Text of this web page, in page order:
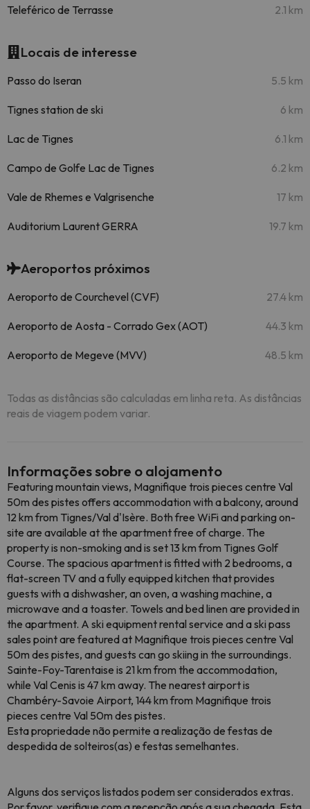
Teleférico de Terrasse 2.1 km
Locais de interesse
Passo do Iseran 5.5 km
Tignes station de ski 6 km
Lac de Tignes 6.1 km
Campo de Golfe Lac de Tignes 6.2 km
Vale de Rhemes e Valgrisenche 17 km
Auditorium Laurent GERRA 19.7 km
Aeroportos próximos
Aeroporto de Courchevel (CVF) 27.4 km
Aeroporto de Aosta - Corrado Gex (AOT) 44.3 km
Aeroporto de Megeve (MVV) 48.5 km
Todas as distâncias são calculadas em linha reta. As distâncias
reais de viagem podem variar.
Informações sobre o alojamento
Featuring mountain views, Magnifique trois pieces centre Val
50m des pistes offers accommodation with a balcony, around
12 km from Tignes/Val d'Isère. Both free WiFi and parking on-
site are available at the apartment free of charge. The
property is non-smoking and is set 13 km from Tignes Golf
Course. The spacious apartment is fitted with 2 bedrooms, a
flat-screen TV and a fully equipped kitchen that provides
guests with a dishwasher, an oven, a washing machine, a
microwave and a toaster. Towels and bed linen are provided in
the apartment. A ski equipment rental service and a ski pass
sales point are featured at Magnifique trois pieces centre Val
50m des pistes, and guests can go skiing in the surroundings.
Sainte-Foy-Tarentaise is 21 km from the accommodation,
while Val Cenis is 47 km away. The nearest airport is
Chambéry-Savoie Airport, 144 km from Magnifique trois
pieces centre Val 50m des pistes.
Esta propriedade não permite a realização de festas de
despedida de solteiros(as) e festas semelhantes.
Alguns dos serviços listados podem ser considerados extras.